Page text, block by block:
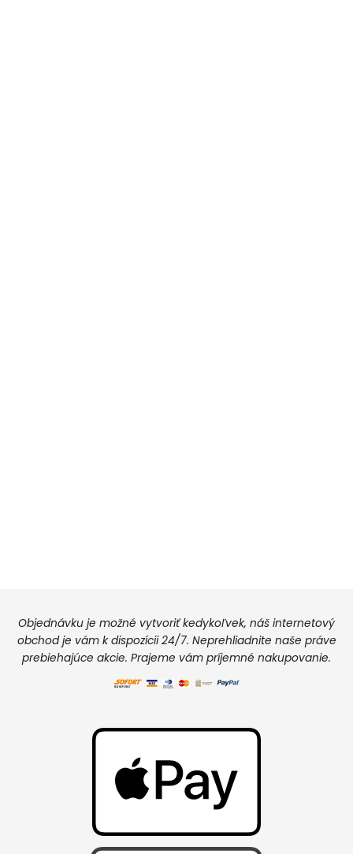
Objednávku je možné vytvoriť kedykoľvek, náš internetový
obchod je vám k dispozícii 24/7. Neprehliadnite naše práve
prebiehajúce akcie. Prajeme vám príjemné nakupovanie.